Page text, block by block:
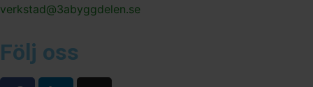
verkstad@3abyggdelen.se
Följ oss